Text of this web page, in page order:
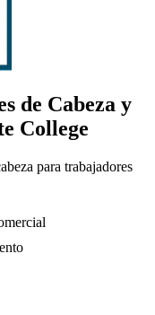
de Cabeza y
College
para trabajadores